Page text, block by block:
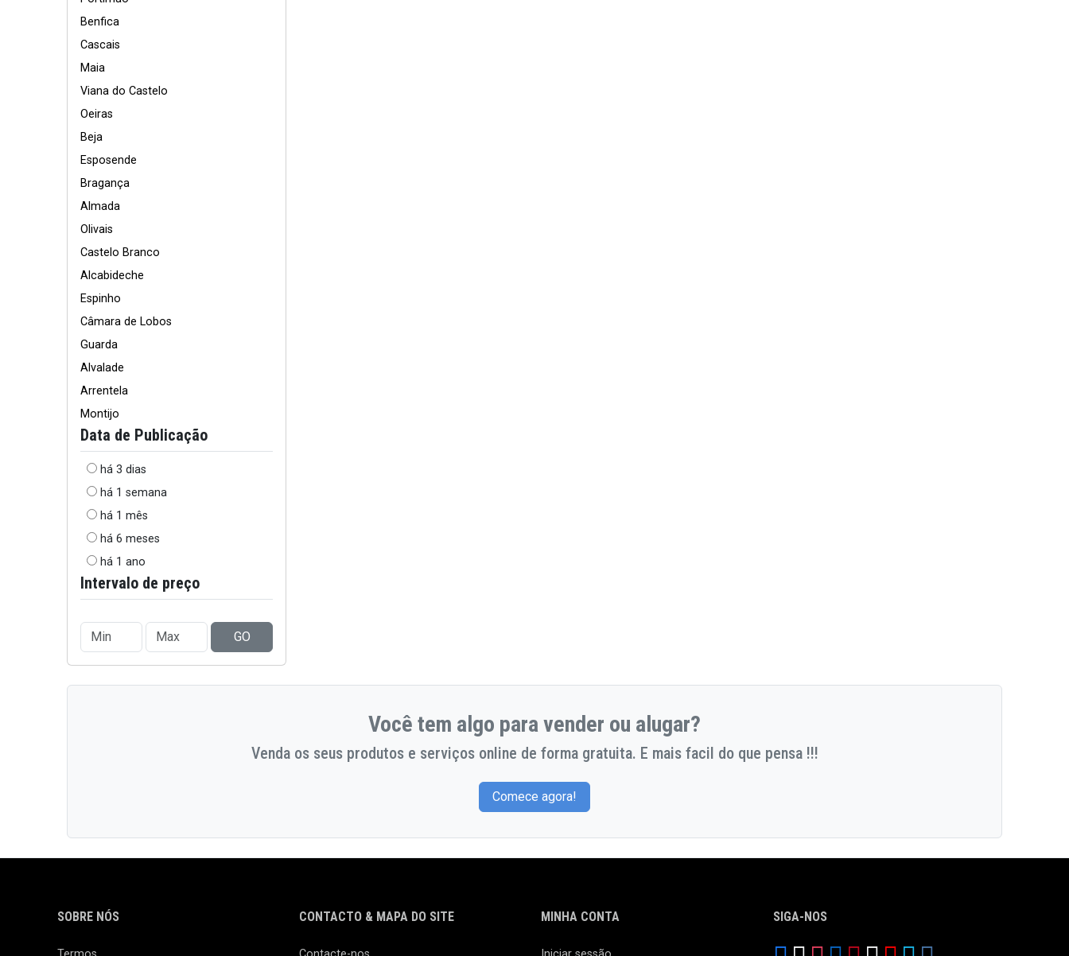
Benfica
Cascais
Maia
Viana do Castelo
Oeiras
Beja
Esposende
Bragança
Almada
Olivais
Castelo Branco
Alcabideche
Espinho
Câmara de Lobos
Guarda
Alvalade
Arrentela
Montijo
Data de Publicação
há 3 dias
há 1 semana
há 1 mês
há 6 meses
há 1 ano
Intervalo de preço
GO
Você tem algo para vender ou alugar?
Venda os seus produtos e serviços online de forma gratuita. E mais facil do que pensa !!!
Comece agora!
SOBRE NÓS CONTACTO & MAPA DO SITE MINHA CONTA SIGA-NOS